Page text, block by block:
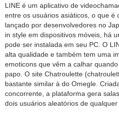
LINE é um aplicativo de
entre os usuários asiáticos, o que é
lançado por desenvolvedores no
in style em dispositivos móveis, há
pode ser instalada em seu PC. O
alta qualidade e também tem uma
emoticons que vêm a calhar
papo. O site Chatroulette
bastante similar à do Omegle.
concorrente, a plataforma gera
dois usuários aleatórios de qualquer